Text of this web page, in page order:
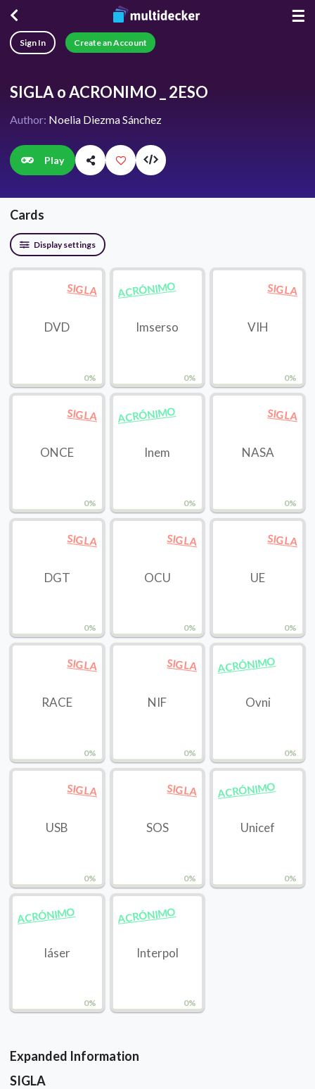
☰
Sign In Create an Account
SIGLA o ACRONIMO _ 2ESO
Author: Noelia Diezma Sánchez
Play
Cards
Display settings
0%
SIGLA
DVD
0%
ACRÓNIMO
Imserso
0%
SIGLA
VIH
0%
SIGLA
ONCE
0%
ACRÓNIMO
Inem
0%
SIGLA
NASA
0%
SIGLA
DGT
0%
SIGLA
OCU
0%
SIGLA
UE
0%
SIGLA
RACE
0%
SIGLA
NIF
0%
ACRÓNIMO
Ovni
0%
SIGLA
USB
0%
SIGLA
SOS
0%
ACRÓNIMO
Unicef
0%
ACRÓNIMO
láser
0%
ACRÓNIMO
Interpol
Expanded Information
SIGLA